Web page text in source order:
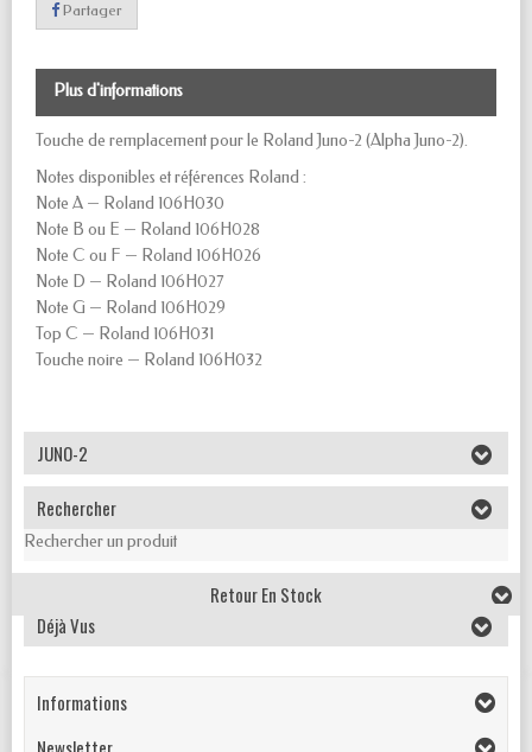
Partager
Plus d'informations
Touche de remplacement pour le Roland Juno-2 (Alpha Juno-2).
Notes disponibles et références Roland :
Note A — Roland 106H030
Note B ou E — Roland 106H028
Note C ou F — Roland 106H026
Note D — Roland 106H027
Note G — Roland 106H029
Top C — Roland 106H031
Touche noire — Roland 106H032
JUNO-2
Rechercher
Rechercher un produit
Retour En Stock
Déjà Vus
Informations